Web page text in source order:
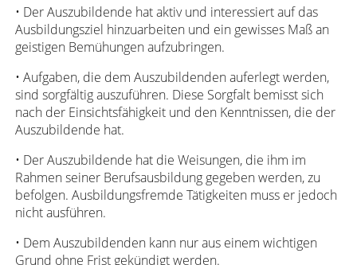
• Der Auszubildende hat aktiv und interessiert auf das
Ausbildungsziel hinzuarbeiten und ein gewisses Maß an
geistigen Bemühungen aufzubringen.
• Aufgaben, die dem Auszubildenden auferlegt werden,
sind sorgfältig auszuführen. Diese Sorgfalt bemisst sich
nach der Einsichtsfähigkeit und den Kenntnissen, die der
Auszubildende hat.
• Der Auszubildende hat die Weisungen, die ihm im
Rahmen seiner Berufsausbildung gegeben werden, zu
befolgen. Ausbildungsfremde Tätigkeiten muss er jedoch
nicht ausführen.
• Dem Auszubildenden kann nur aus einem wichtigen
Grund ohne Frist gekündigt werden.